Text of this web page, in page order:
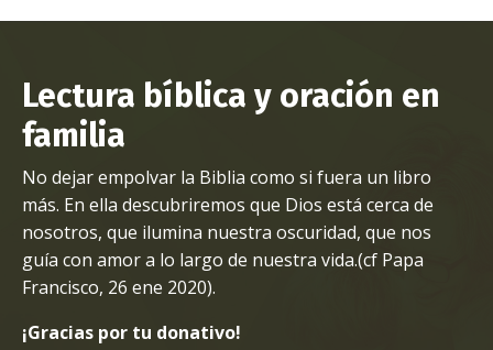
Lectura bíblica y oración en
familia
No dejar empolvar la Biblia como si fuera un libro
más. En ella descubriremos que Dios está cerca de
nosotros, que ilumina nuestra oscuridad, que nos
guía con amor a lo largo de nuestra vida.(cf Papa
Francisco, 26 ene 2020).
¡Gracias por tu donativo!